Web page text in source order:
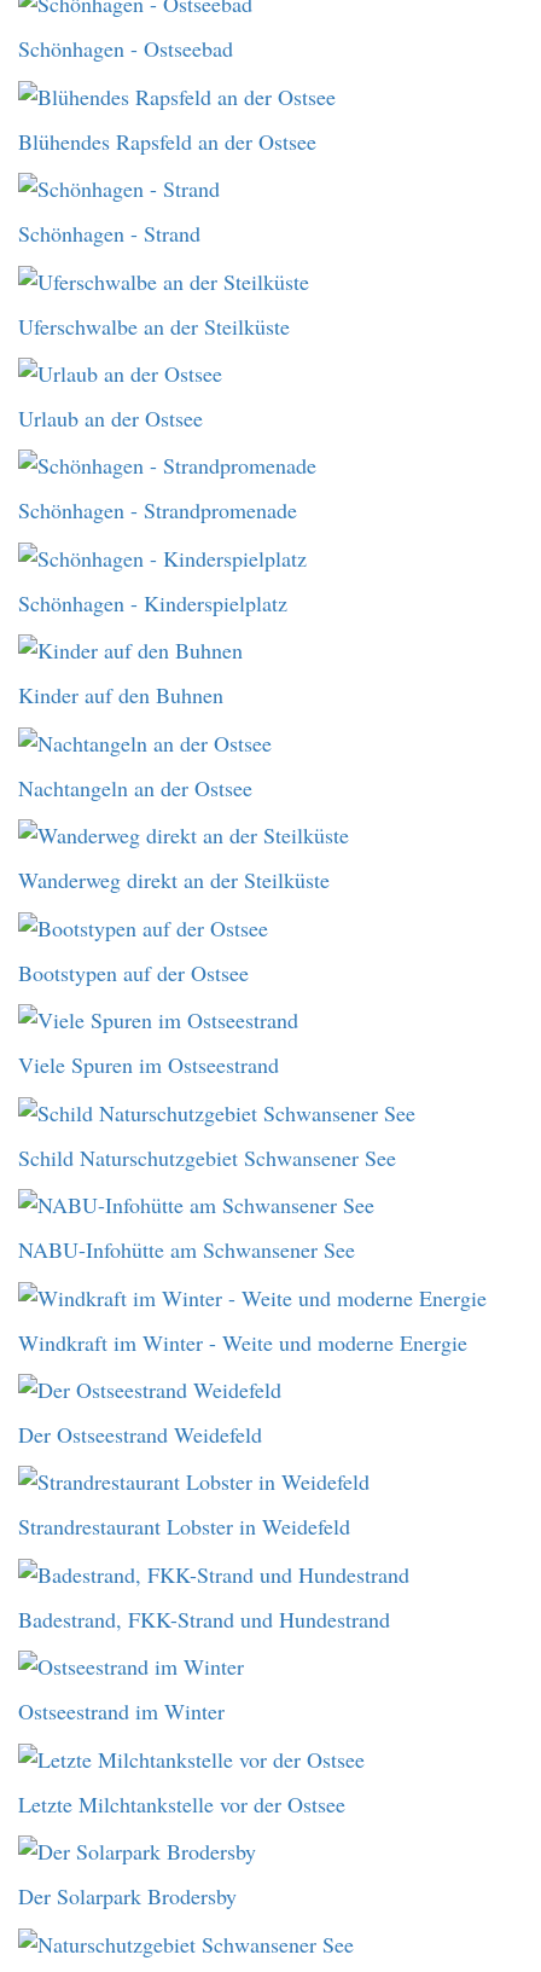
Schönhagen - Ostseebad
Blühendes Rapsfeld an der Ostsee
Schönhagen - Strand
Uferschwalbe an der Steilküste
Urlaub an der Ostsee
Schönhagen - Strandpromenade
Schönhagen - Kinderspielplatz
Kinder auf den Buhnen
Nachtangeln an der Ostsee
Wanderweg direkt an der Steilküste
Bootstypen auf der Ostsee
Viele Spuren im Ostseestrand
Schild Naturschutzgebiet Schwansener See
NABU-Infohütte am Schwansener See
Windkraft im Winter - Weite und moderne Energie
Der Ostseestrand Weidefeld
Strandrestaurant Lobster in Weidefeld
Badestrand, FKK-Strand und Hundestrand
Ostseestrand im Winter
Letzte Milchtankstelle vor der Ostsee
Der Solarpark Brodersby